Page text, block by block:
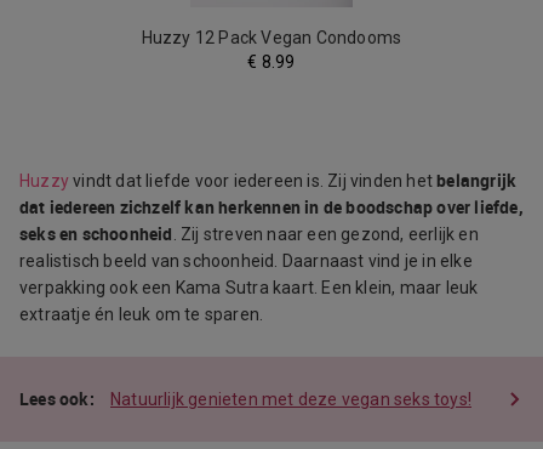
Huzzy 12 Pack Vegan Condooms
€ 8.99
Huzzyvindt dat liefde voor iedereen is. Zij vinden hetbelangrijk
dat iedereen zichzelf kan herkennen in de boodschap over liefde,
seks en schoonheid . Zij streven naar een gezond, eerlijk en
realistisch beeld van schoonheid. Daarnaast vind je in elke
verpakking ook een Kama Sutra kaart. Een klein, maar leuk
extraatje én leuk om te sparen.
Natuurlijk genieten met deze vegan seks toys!